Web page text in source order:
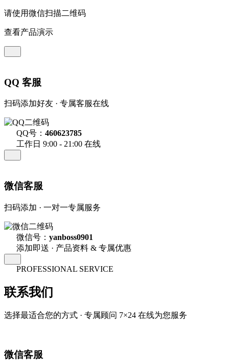
请使用微信扫描二维码
查看产品演示
QQ 客服
扫码添加好友 · 专属客服在线
QQ号： 460623785
工作日 9:00 - 21:00 在线
微信客服
扫码添加 · 一对一专属服务
微信号： yanboss0901
添加即送 · 产品资料 & 专属优惠
PROFESSIONAL SERVICE
联系我们
选择最适合您的方式 · 专属顾问 7×24 在线为您服务
微信客服